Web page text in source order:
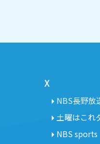
X
NBS長野放
土曜はこれ
NBS sports